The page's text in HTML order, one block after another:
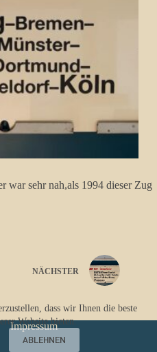
dass wir Ihnen die beste
Website bieten.
ABLEHNEN
war sehr nah,als 1994 dieser Zug
NÄCHSTER
Impressum